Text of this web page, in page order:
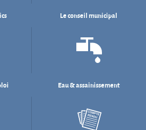
Eau & assainissement
Compte-rendus